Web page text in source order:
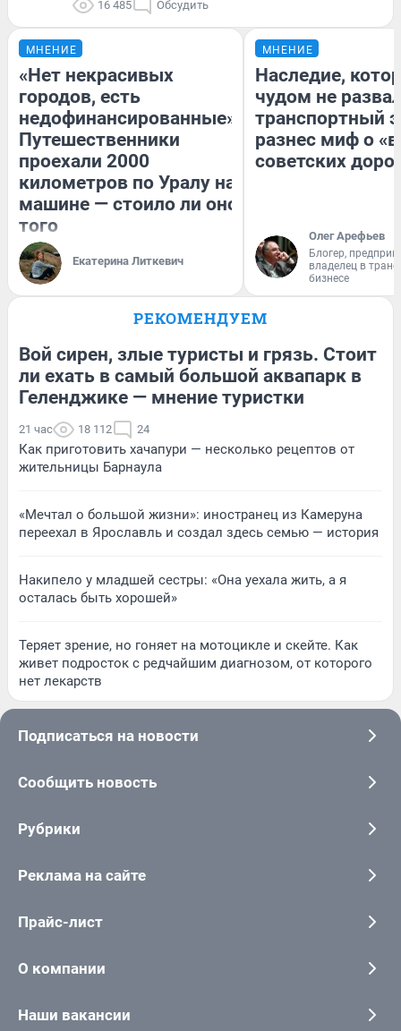
16 485 Обсудить
МНЕНИЕ
«Нет некрасивых
городов, есть
недофинансированные».
Путешественники
проехали 2000
километров по Уралу на
машине — стоило ли оно
того
Екатерина Литкевич
МНЕНИЕ
Наследие,
чудом не
транспортный
разнес миф о
советских
Олег Арефьев
Блогер,
владелец в
бизнесе
РЕКОМЕНДУЕМ
Вой сирен, злые туристы и грязь. Стоит
ли ехать в самый большой аквапарк в
Геленджике — мнение туристки
21 час 18 112 24
Как приготовить хачапури — несколько рецептов от
жительницы Барнаула
«Мечтал о большой жизни»: иностранец из Камеруна
переехал в Ярославль и создал здесь семью — история
Накипело у младшей сестры: «Она уехала жить, а я
осталась быть хорошей»
Теряет зрение, но гоняет на мотоцикле и скейте. Как
живет подросток с редчайшим диагнозом, от которого
нет лекарств
Подписаться на новости
Сообщить новость
Рубрики
Реклама на сайте
Прайс-лист
О компании
Наши вакансии